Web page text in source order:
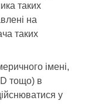
таких
на
таких
імені,
тощо) в
у